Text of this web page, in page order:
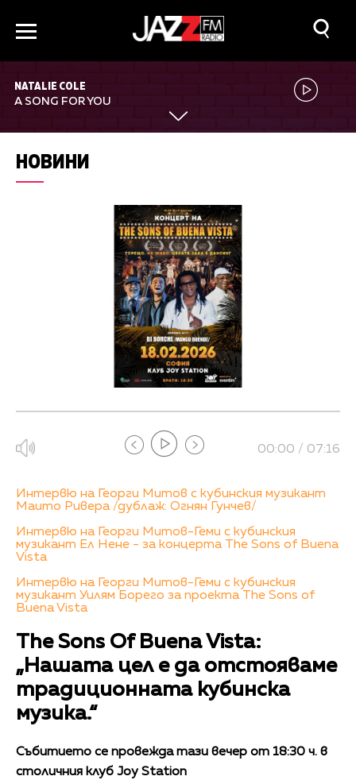
NATALIE COLE
A SONG FOR YOU
НОВИНИ
00:00 / 07:16
Интервю на Георги Митов с кубинския музикант
Маито Ривера /дублаж: Огнян Гунчев/
Интервю на Георги Митов-Геми с кубинския
музикант Ел Нене - за концерта The Sons of Buena
Vista
Интервю на Георги Митов-Геми с кубинския
музикант Уилям Борего за проекта The Sons of
Buena Vista
The Sons Of Buena Vista:
„Нашата цел е да отстояваме
традиционната кубинска
музика.“
Събитието се провежда тази вечер от 18:30 ч. в
столичния клуб Joy Station